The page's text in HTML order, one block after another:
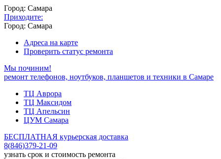
Город: Самара
Приходите:
Город: Самара
Адреса на карте
Проверить статус ремонта
Мы починим!
ремонт телефонов, ноутбуков, планшетов и техники в Самаре
ТЦ Аврора
ТЦ Максидом
ТЦ Апельсин
ЦУМ Самара
БЕСПЛАТНАЯ курьерская доставка
8(846)379-21-09
узнать срок и стоимость ремонта